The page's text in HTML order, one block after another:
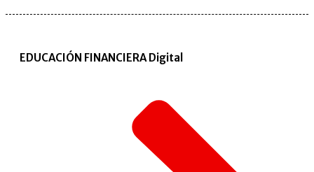
EDUCACIÓN FINANCIERA Digital